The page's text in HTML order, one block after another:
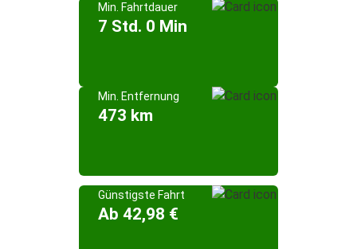
Min. Fahrtdauer
7 Std. 0 Min
Min. Entfernung
473 km
Günstigste Fahrt
Ab 42,98 €